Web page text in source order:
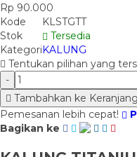
Rp 90.000
Kode
KLSTGTT
Stok
Tersedia
KategoriKALUNG
Tentukan pilihan yang
-
Tambahkan ke Keranjang
Pemesanan lebih cepat!
Bagikan ke